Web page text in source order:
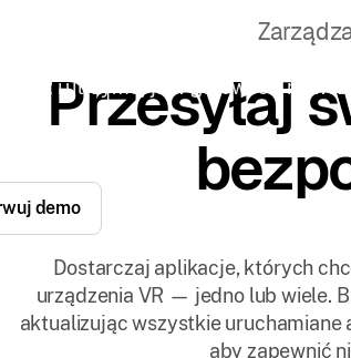
VR i utrzymuj je w gotowości na
demo
całym świecie.
Przesyłaj
Dostarczaj aplikacje, których
urządzenia VR — jedno lub wiele.
aktualizując wszystkie uruchamiane
aby zapewnić